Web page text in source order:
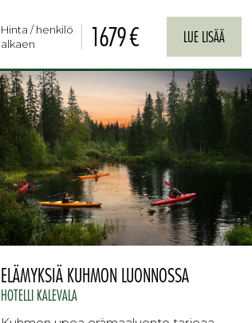
Hinta / henkilö
alkaen
1679 € LUE LISÄÄ
ELÄMYKSIÄ KUHMON LUONNOSSA
HOTELLI KALEVALA